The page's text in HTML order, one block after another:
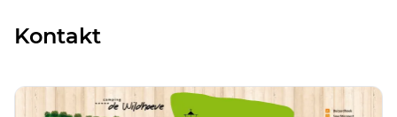
Kontakt